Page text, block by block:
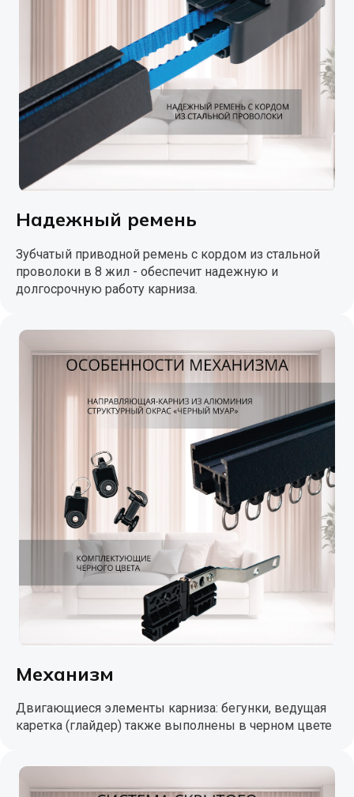
Надежный ремень
Зубчатый приводной ремень с кордом из стальной
проволоки в 8 жил - обеспечит надежную и
долгосрочную работу карниза.
Механизм
Двигающиеся элементы карниза: бегунки, ведущая
каретка (глайдер) также выполнены в черном цвете